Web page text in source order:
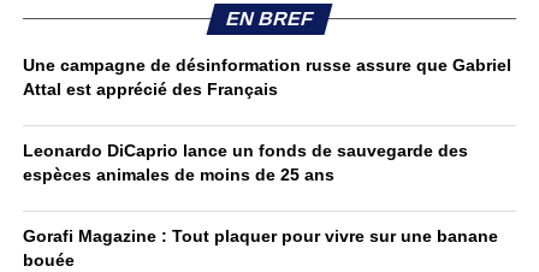
EN BREF
Une campagne de désinformation russe assure que Gabriel
Attal est apprécié des Français
Leonardo DiCaprio lance un fonds de sauvegarde des
espèces animales de moins de 25 ans
Gorafi Magazine : Tout plaquer pour vivre sur une banane
bouée